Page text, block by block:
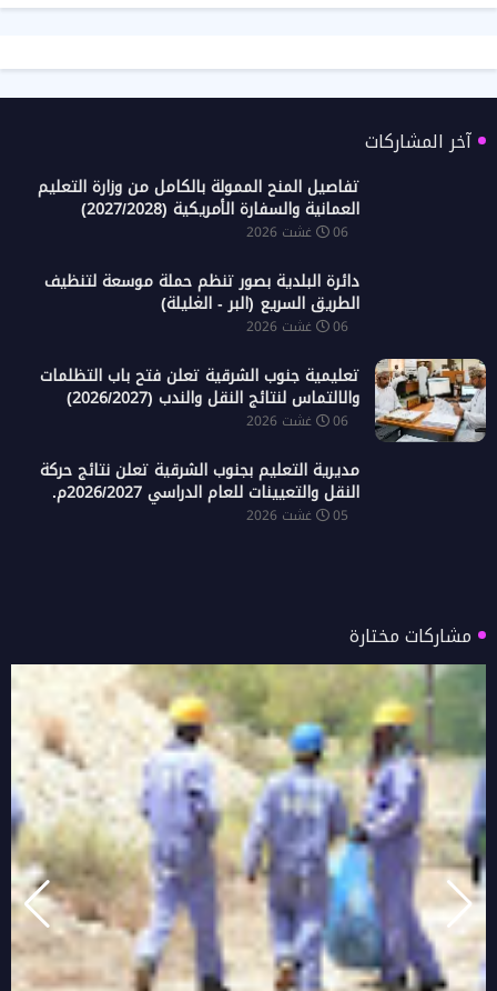
آخر المشاركات
تفاصيل المنح الممولة بالكامل من وزارة التعليم
العمانية والسفارة الأمريكية (2027/2028)
06 غشت 2026
دائرة البلدية بصور تنظم حملة موسعة لتنظيف
الطريق السريع (البر - الغليلة)
06 غشت 2026
تعليمية جنوب الشرقية تعلن فتح باب التظلمات
والالتماس لنتائج النقل والندب (2026/2027)
06 غشت 2026
مديرية التعليم بجنوب الشرقية تعلن نتائج حركة
النقل والتعيينات للعام الدراسي 2026/2027م.
05 غشت 2026
مشاركات مختارة